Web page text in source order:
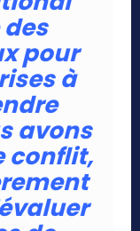
pour
à
avons
conflit,